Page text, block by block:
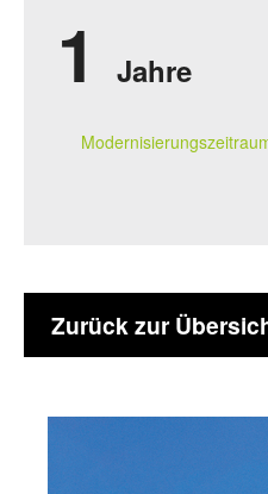
1 Jahre
Zurück zur